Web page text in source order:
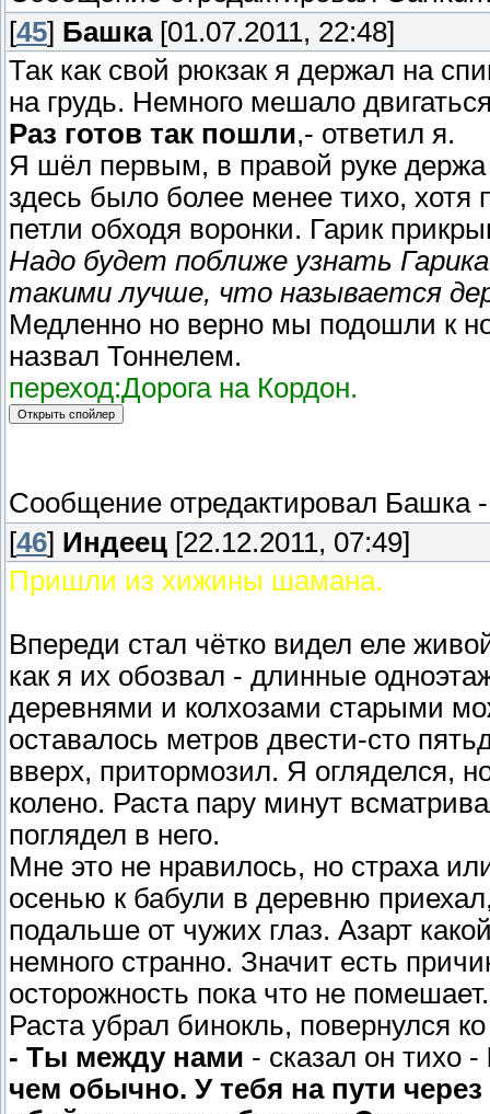
[45] Башка[01.07.2011, 22:48]
Так как свой рюкзак я держал на
на грудь. Немного мешало
Раз готов так пошли,- ответил я.
Я шёл первым, в правой руке
здесь было более менее тихо,
петли обходя воронки. Гарик
Надо будет поближе узнать
такими лучше, что называется
Медленно но верно мы подошли к
назвал Тоннелем.
переход:Дорога на Кордон.
Сообщение отредактировал Башка
[46] Индеец [22.12.2011, 07:49]
Пришли из хижины шамана.
Впереди стал чётко видел еле
как я их обозвал - длинные
деревнями и колхозами старыми
оставалось метров двести-сто
вверх, притормозил. Я огляделся,
колено. Раста пару минут
поглядел в него.
Мне это не нравилось, но страха
осенью к бабули в деревню
подальше от чужих глаз. Азарт
немного странно. Значит есть
осторожность пока что не помешает.
Раста убрал бинокль, повернулся
- Ты между нами - сказал он тихо -
чем обычно. У тебя на пути